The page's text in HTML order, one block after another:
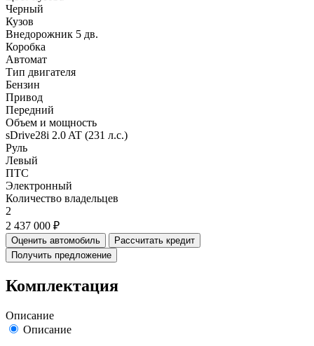
Черный
Кузов
Внедорожник 5 дв.
Коробка
Автомат
Тип двигателя
Бензин
Привод
Передний
Объем и мощность
sDrive28i 2.0 AT (231 л.с.)
Руль
Левый
ПТС
Электронный
Количество владельцев
2
2 437 000 ₽
Оценить автомобиль
Рассчитать кредит
Получить предложение
Комплектация
Описание
Описание